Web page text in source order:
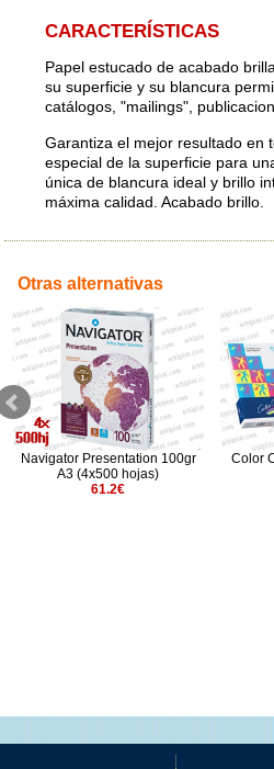
CARACTERÍSTICAS
Papel estucado de acabado
su superficie y su blancura
catálogos, "mailings",
Garantiza el mejor resultado en
especial de la superficie para
única de blancura ideal y brillo
máxima calidad. Acabado brillo.
Otras alternativas
Navigator Presentation 100gr
A3 (4x500 hojas)
61.2€
Color